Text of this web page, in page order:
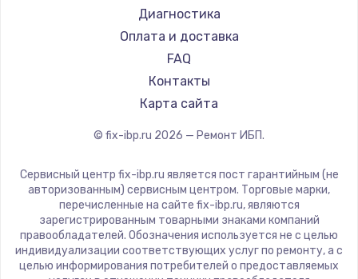
Заказать
Замена конфорки
1100 руб.
Заказать
Замена платы сенсора
Заказать
Замена регулятора режимов конфорки
900 руб.
Диагностика
Оплата и доставка
FAQ
Контакты
Карта сайта
© fix-ibp.ru 2026 — Ремонт ИБП.
Сервисный центр fix-ibp.ru является пост гарантийным (не
авторизованным) сервисным центром. Торговые марки,
перечисленные на сайте fix-ibp.ru, являются
зарегистрированным товарными знаками компаний
правообладателей. Обозначения используется не с целью
индивидуализации соответствующих услуг по ремонту, а с
целью информирования потребителей о предоставляемых